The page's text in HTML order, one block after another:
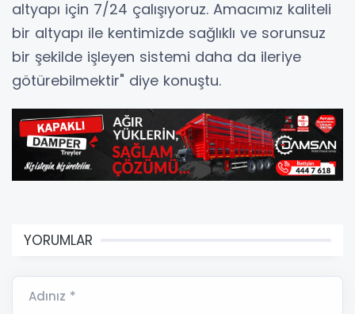
altyapı için 7/24 çalışıyoruz. Amacımız kaliteli
bir altyapı ile kentimizde sağlıklı ve sorunsuz
bir şekilde işleyen sistemi daha da ileriye
götürebilmektir" diye konuştu.
YORUMLAR
Adınız *